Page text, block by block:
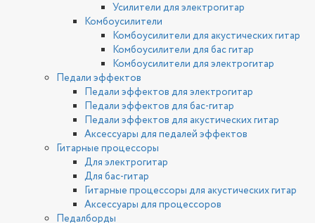
Усилители для электрогитар
Комбоусилители
Комбоусилители для акустических гитар
Комбоусилители для бас гитар
Комбоусилители для электрогитар
Педали эффектов
Педали эффектов для электрогитар
Педали эффектов для бас-гитар
Педали эффектов для акустических гитар
Аксессуары для педалей эффектов
Гитарные процессоры
Для электрогитар
Для бас-гитар
Гитарные процессоры для акустических гитар
Аксессуары для процессоров
Педалборды